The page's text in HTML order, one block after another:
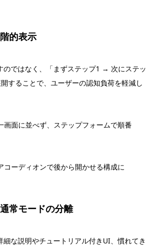
的表示
のではなく、「まずステップ1 → 次にステッ
することで、ユーザーの認知負荷を軽減し
画面に並べず、ステップフォームで順番
コーディオンで後から開かせる構成に
常モードの分離
な説明やチュートリアル付きUI、慣れてき